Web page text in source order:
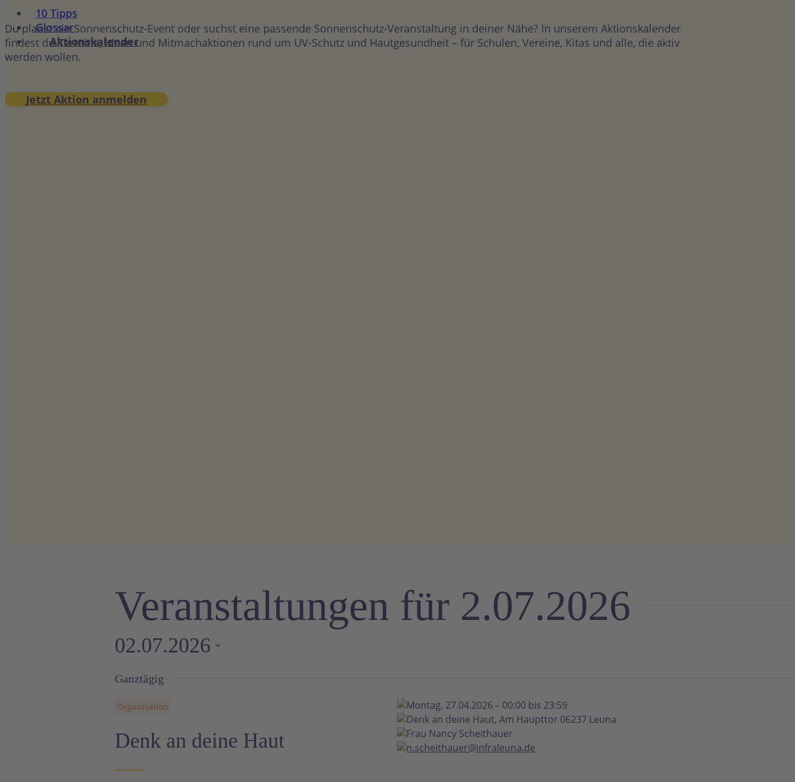
10 Tipps
Glossar
Aktionskalender
Du planst ein Sonnenschutz-Event oder suchst eine passende Sonnenschutz-Veranstaltung in deiner Nähe? In unserem Aktionskalender
findest du Termine, Ideen und Mitmachaktionen rund um UV-Schutz und Hautgesundheit – für Schulen, Vereine, Kitas und alle, die aktiv
werden wollen.
Jetzt Aktion anmelden
Veranstaltungen für 2.07.2026
02.07.2026
wählen.
Ganztägig
Organisation
Denk an deine Haut
Montag, 27.04.2026 – 00:00 bis 23:59
Denk an deine Haut, Am Haupttor 06237 Leuna
Frau Nancy Scheithauer
n.scheithauer@infraleuna.de